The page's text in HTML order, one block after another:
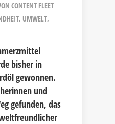
CONTENT FLEET
, UMWELT,
bisher in
gewonnen.
und
gefunden, das